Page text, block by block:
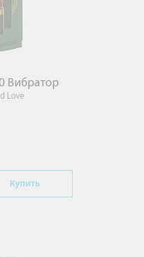
Вибратор
Love
Купить